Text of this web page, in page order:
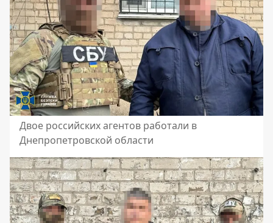
Двое российских агентов работали в
Днепропетровской области